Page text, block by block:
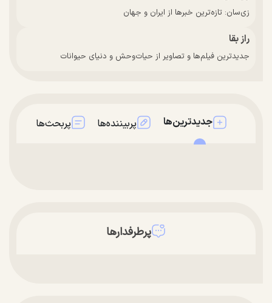
زی‌سان: تازه‌ترین خبرها از ایران و جهان
راز بقا
جدیدترین فیلم‌ها و تصاویر از حیات‌وحش و دنیای حیوانات
جدیدترین‌ها پربیننده‌ها پربحث‌ها
پرطرفدارها